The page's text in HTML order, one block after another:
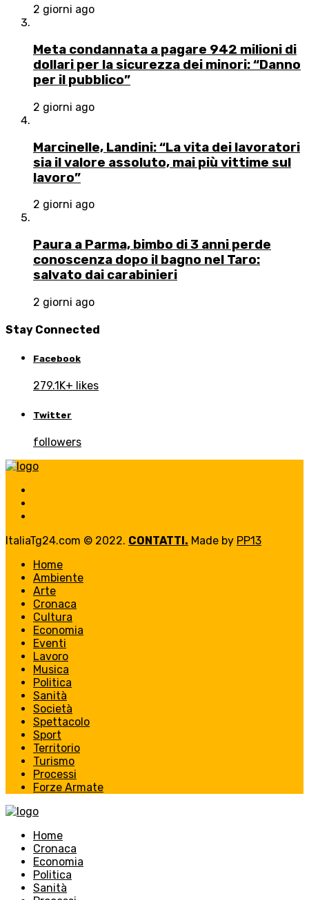
2 giorni ago
Meta condannata a pagare 942 milioni di
dollari per la sicurezza dei minori: “Danno
per il pubblico”
2 giorni ago
Marcinelle, Landini: “La vita dei lavoratori
sia il valore assoluto, mai più vittime sul
lavoro”
2 giorni ago
Paura a Parma, bimbo di 3 anni perde
conoscenza dopo il bagno nel Taro:
salvato dai carabinieri
2 giorni ago
Stay Connected
Facebook
279.1K+ likes
Twitter
followers
ItaliaTg24.com © 2022. CONTATTI. Made by PP13
Home
Ambiente
Arte
Cronaca
Cultura
Economia
Eventi
Lavoro
Musica
Politica
Sanità
Società
Spettacolo
Sport
Territorio
Turismo
Processi
Forze Armate
Home
Cronaca
Economia
Politica
Sanità